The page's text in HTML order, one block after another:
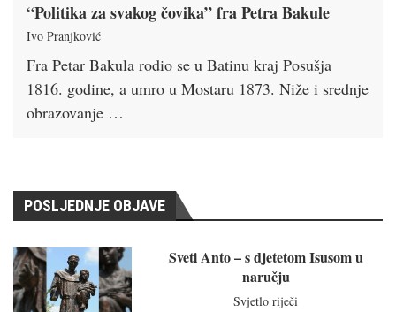
“Politika za svakog čovika” fra Petra Bakule
Ivo Pranjković
Fra Petar Bakula rodio se u Batinu kraj Posušja
1816. godine, a umro u Mostaru 1873. Niže i srednje
obrazovanje …
POSLJEDNJE OBJAVE
Sveti Anto – s djetetom Isusom u
naručju
Svjetlo riječi